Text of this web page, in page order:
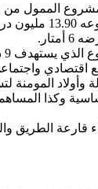
للمشروع
مراكش اسفي، ما
نسمة، وقع اقتصادي
المومنة
وكذا
قارعة الطريق